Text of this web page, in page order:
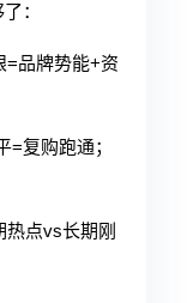
：
=品牌势能+资
=复购跑通；
热点vs长期刚